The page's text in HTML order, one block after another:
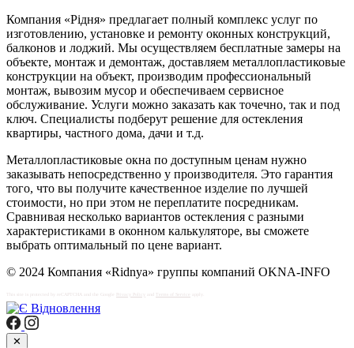
Компания «Рідня» предлагает полный комплекс услуг по
изготовлению, установке и ремонту оконных конструкций,
балконов и лоджий. Мы осуществляем бесплатные замеры на
объекте, монтаж и демонтаж, доставляем металлопластиковые
конструкции на объект, производим профессиональный
монтаж, вывозим мусор и обеспечиваем сервисное
обслуживание. Услуги можно заказать как точечно, так и под
ключ. Специалисты подберут решение для остекления
квартиры, частного дома, дачи и т.д.
Металлопластиковые окна по доступным ценам нужно
заказывать непосредственно у производителя. Это гарантия
того, что вы получите качественное изделие по лучшей
стоимости, но при этом не переплатите посредникам.
Сравнивая несколько вариантов остекления с разными
характеристиками в оконном калькуляторе, вы сможете
выбрать оптимальный по цене вариант.
© 2024 Компания «Ridnya» группы компаний OKNA-INFO
Terms of Service
✕